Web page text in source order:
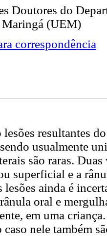
Doutores do
Maringá (UEM)
correspondência
lesões resultantes
usualmente
são raras.
superficial e a
lesões ainda é
oral e
em uma
nele também